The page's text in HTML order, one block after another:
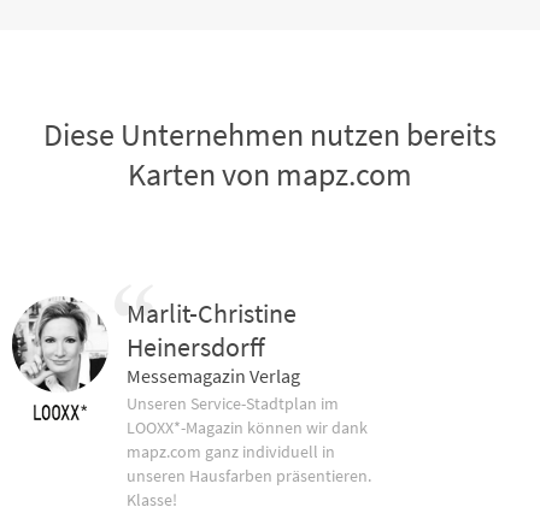
Diese Unternehmen nutzen bereits
Karten von mapz.com
Marlit-Christine
Heinersdorff
Messemagazin Verlag
Unseren Service-Stadtplan im
LOOXX*-Magazin können wir dank
mapz.com ganz individuell in
unseren Hausfarben präsentieren.
Klasse!